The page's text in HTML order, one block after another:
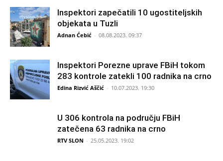
Inspektori zapečatili 10 ugostiteljskih
objekata u Tuzli
Adnan Ćebić - 08.08.2023. 09:37
Inspektori Porezne uprave FBiH tokom
283 kontrole zatekli 100 radnika na crno
Edina Rizvić Aščić - 10.07.2023. 19:30
U 306 kontrola na području FBiH
zatečena 63 radnika na crno
RTV SLON - 25.05.2023. 19:02